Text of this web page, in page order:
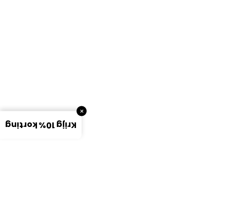
Krijg 10% korting
×